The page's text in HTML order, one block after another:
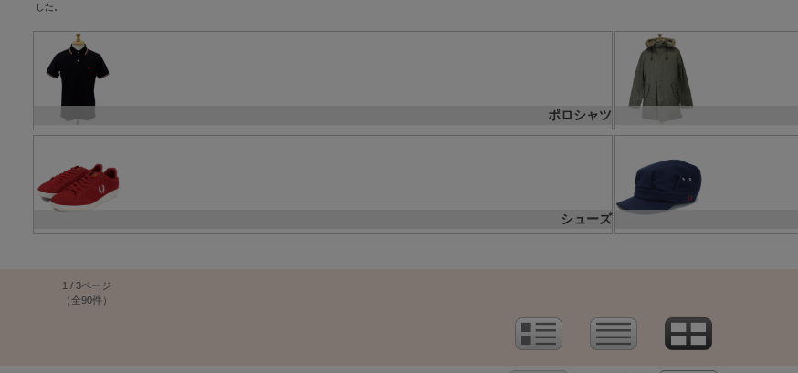
した。
ポロシャツ
シューズ
1 / 3ページ
（全90件）